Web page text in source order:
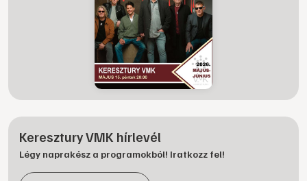
Keresztury VMK hírlevél
Légy naprakész a programokból! Iratkozz fel!